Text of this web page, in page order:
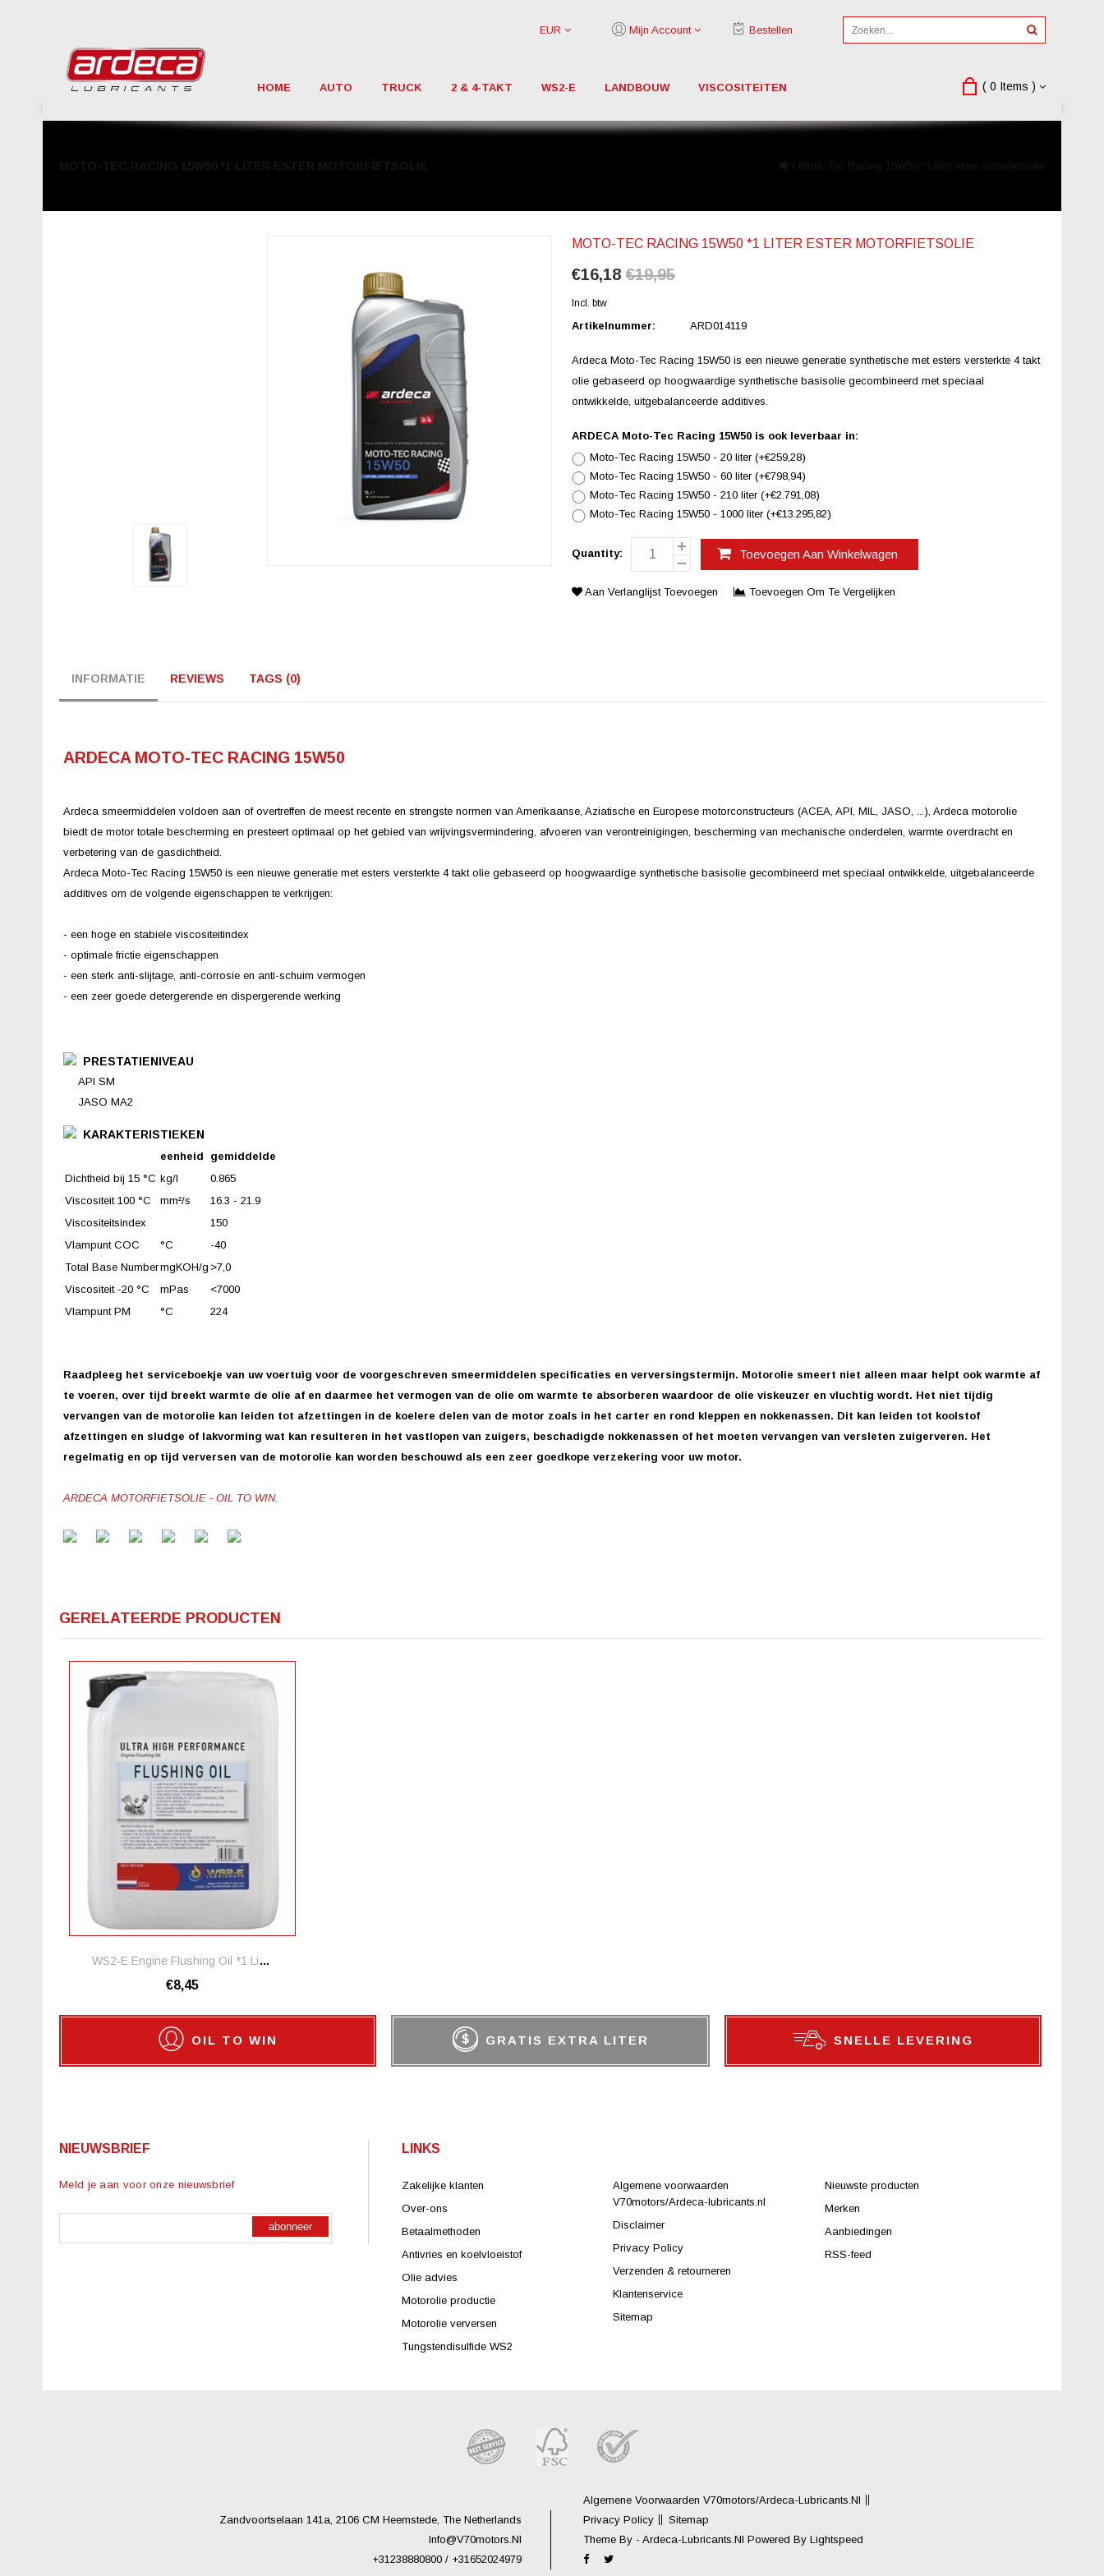
Mijn Account Bestellen
EUR
HOME AUTO TRUCK 2 & 4-TAKT WS2-E LANDBOUW VISCOSITEITEN ( 0 Items )
MOTO-TEC RACING 15W50 *1 LITER ESTER MOTORFIETSOLIE
€16,18 €19,95
Incl. btw
Artikelnummer: ARD014119
Ardeca Moto-Tec Racing 15W50 is een nieuwe generatie synthetische met esters versterkte 4 takt
olie gebaseerd op hoogwaardige synthetische basisolie gecombineerd met speciaal
ontwikkelde, uitgebalanceerde additives.
ARDECA Moto-Tec Racing 15W50 is ook leverbaar in:
Moto-Tec Racing 15W50 - 20 liter (+€259,28)
Moto-Tec Racing 15W50 - 60 liter (+€798,94)
Moto-Tec Racing 15W50 - 210 liter (+€2.791,08)
Moto-Tec Racing 15W50 - 1000 liter (+€13.295,82)
Quantity: Toevoegen Aan Winkelwagen
Aan Verlanglijst Toevoegen Toevoegen Om Te Vergelijken
INFORMATIE REVIEWS TAGS (0)
ARDECA MOTO-TEC RACING 15W50
Ardeca smeermiddelen voldoen aan of overtreffen de meest recente en strengste normen van Amerikaanse, Aziatische en Europese motorconstructeurs (ACEA, API, MIL, JASO, ...), Ardeca motorolie
biedt de motor totale bescherming en presteert optimaal op het gebied van wrijvingsvermindering, afvoeren van verontreinigingen, bescherming van mechanische onderdelen, warmte overdracht en
verbetering van de gasdichtheid.
Ardeca Moto-Tec Racing 15W50 is een nieuwe generatie met esters versterkte 4 takt olie gebaseerd op hoogwaardige synthetische basisolie gecombineerd met speciaal ontwikkelde, uitgebalanceerde
additives om de volgende eigenschappen te verkrijgen:
- een hoge en stabiele viscositeitindex
- optimale frictie eigenschappen
- een sterk anti-slijtage, anti-corrosie en anti-schuim vermogen
- een zeer goede detergerende en dispergerende werking
PRESTATIENIVEAU
API SM
JASO MA2
KARAKTERISTIEKEN
eenheid
gemiddelde
Dichtheid bij 15 °C kg/l
0.865
Viscositeit 100 °C
mm²/s
16.3 - 21.9
Viscositeitsindex
150
Vlampunt COC
°C
-40
Total Base NumbermgKOH/g >7,0
Viscositeit -20 °C
mPas
<7000
Vlampunt PM
°C 224
Raadpleeg het serviceboekje van uw voertuig voor de voorgeschreven smeermiddelen specificaties en verversingstermijn. Motorolie smeert niet alleen maar helpt ook warmte af
te voeren, over tijd breekt warmte de olie af en daarmee het vermogen van de olie om warmte te absorberen waardoor de olie viskeuzer en vluchtig wordt. Het niet tijdig
vervangen van de motorolie kan leiden tot afzettingen in de koelere delen van de motor zoals in het carter en rond kleppen en nokkenassen. Dit kan leiden tot koolstof
afzettingen en sludge of lakvorming wat kan resulteren in het vastlopen van zuigers, beschadigde nokkenassen of het moeten vervangen van versleten zuigerveren. Het
regelmatig en op tijd verversen van de motorolie kan worden beschouwd als een zeer goedkope verzekering voor uw motor.
ARDECA MOTORFIETSOLIE - OIL TO WIN.
GERELATEERDE PRODUCTEN
WS2-E Engine Flushing Oil *1 Liter
€8,45
OIL TO WIN GRATIS EXTRA LITER SNELLE LEVERING
NIEUWSBRIEF
Meld je aan voor onze nieuwsbrief
abonneer
LINKS
Zakelijke klanten
Over-ons
Betaalmethoden
Antivries en koelvloeistof
Olie advies
Motorolie productie
Motorolie verversen
Tungstendisulfide WS2
Algemene voorwaarden
V70motors/Ardeca-lubricants.nl
Disclaimer
Privacy Policy
Verzenden & retourneren
Klantenservice
Sitemap
Nieuwste producten
Merken
Aanbiedingen
RSS-feed
Zandvoortselaan 141a, 2106 CM Heemstede, The Netherlands
Info@V70motors.nl
+31238880800 / +31652024979
Algemene Voorwaarden V70motors/Ardeca-Lubricants.nl
Privacy Policy
Sitemap
Theme By - Ardeca-Lubricants.nl Powered By Lightspeed